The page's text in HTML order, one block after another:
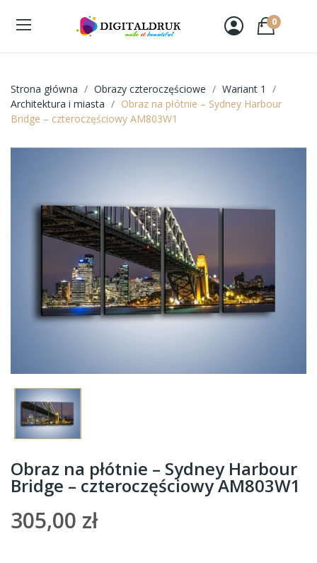
0
Strona główna Obrazy czteroczęściowe
Wariant 1
Architektura i miasta
Obraz na płótnie – Sydney Harbour
Bridge – czteroczęściowy AM803W1
Obraz na płótnie – Sydney Harbour
Bridge – czteroczęściowy AM803W1
305,00 zł